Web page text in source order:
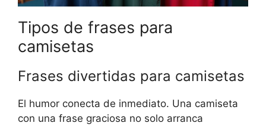
Tipos de frases para
camisetas
Frases divertidas para camisetas
El humor conecta de inmediato. Una camiseta
con una frase graciosa no solo arranca